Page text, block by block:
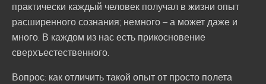
практически каждый человек получал в жизни опыт
расширенного сознания; немного – а может даже и
много. В каждом из нас есть прикосновение
сверхъестественного.
Вопрос: как отличить такой опыт от просто полета